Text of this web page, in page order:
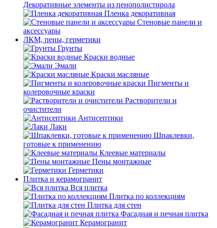
Декоративные элементы из пенополистирола
Пленка декоративная
Стеновые панели и
аксессуары
ЛКМ, пены, герметики
Грунты
Краски водные
Эмали
Краски масляные
Пигменты и
колеровочные краски
Растворители и
очистители
Антисептики
Лаки
Шпаклевки,
готовые к применению
Клеевые материалы
Пены монтажные
Герметики
Плитка и керамогранит
Вся плитка
Плитка по коллекциям
Плитка для стен
Фасадная и печная плитка
Керамогранит